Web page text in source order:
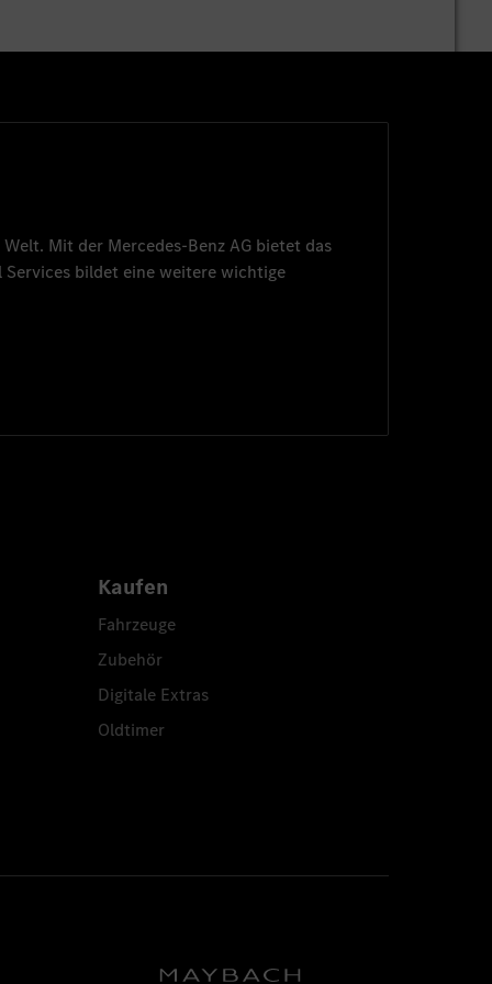
Mit der Mercedes-Benz AG bietet das
Services bildet eine weitere wichtige
Kaufen
Fahrzeuge
Zubehör
Digitale Extras
Oldtimer